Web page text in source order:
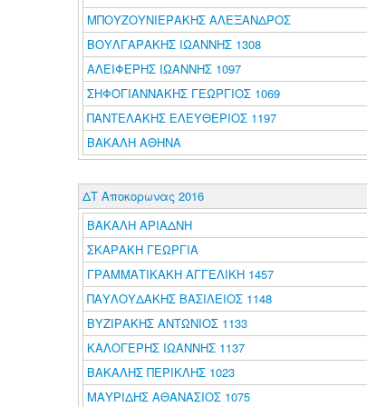
ΜΠΟΥΖΟΥΝΙΕΡΑΚΗΣ ΑΛΕΞΑΝΔΡΟΣ
ΒΟΥΛΓΑΡΑΚΗΣ ΙΩΑΝΝΗΣ 1308
ΑΛΕΙΦΕΡΗΣ ΙΩΑΝΝΗΣ 1097
ΣΗΦΟΓΙΑΝΝΑΚΗΣ ΓΕΩΡΓΙΟΣ 1069
ΠΑΝΤΕΛΑΚΗΣ ΕΛΕΥΘΕΡΙΟΣ 1197
ΒΑΚΑΛΗ ΑΘΗΝΑ
ΔΤ Αποκορωνας 2016
ΒΑΚΑΛΗ ΑΡΙΑΔΝΗ
ΣΚΑΡΑΚΗ ΓΕΩΡΓΙΑ
ΓΡΑΜΜΑΤΙΚΑΚΗ ΑΓΓΕΛΙΚΗ 1457
ΠΑΥΛΟΥΔΑΚΗΣ ΒΑΣΙΛΕΙΟΣ 1148
ΒΥΖΙΡΑΚΗΣ ΑΝΤΩΝΙΟΣ 1133
ΚΑΛΟΓΕΡΗΣ ΙΩΑΝΝΗΣ 1137
ΒΑΚΑΛΗΣ ΠΕΡΙΚΛΗΣ 1023
ΜΑΥΡΙΔΗΣ ΑΘΑΝΑΣΙΟΣ 1075